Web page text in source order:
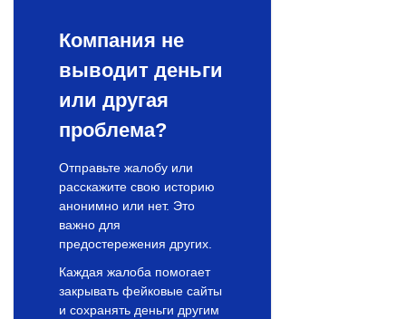
Компания не
выводит деньги
или другая
проблема?
Отправьте жалобу или
расскажите свою историю
анонимно или нет. Это
важно для
предостережения других.
Каждая жалоба помогает
закрывать фейковые сайты
и сохранять деньги другим